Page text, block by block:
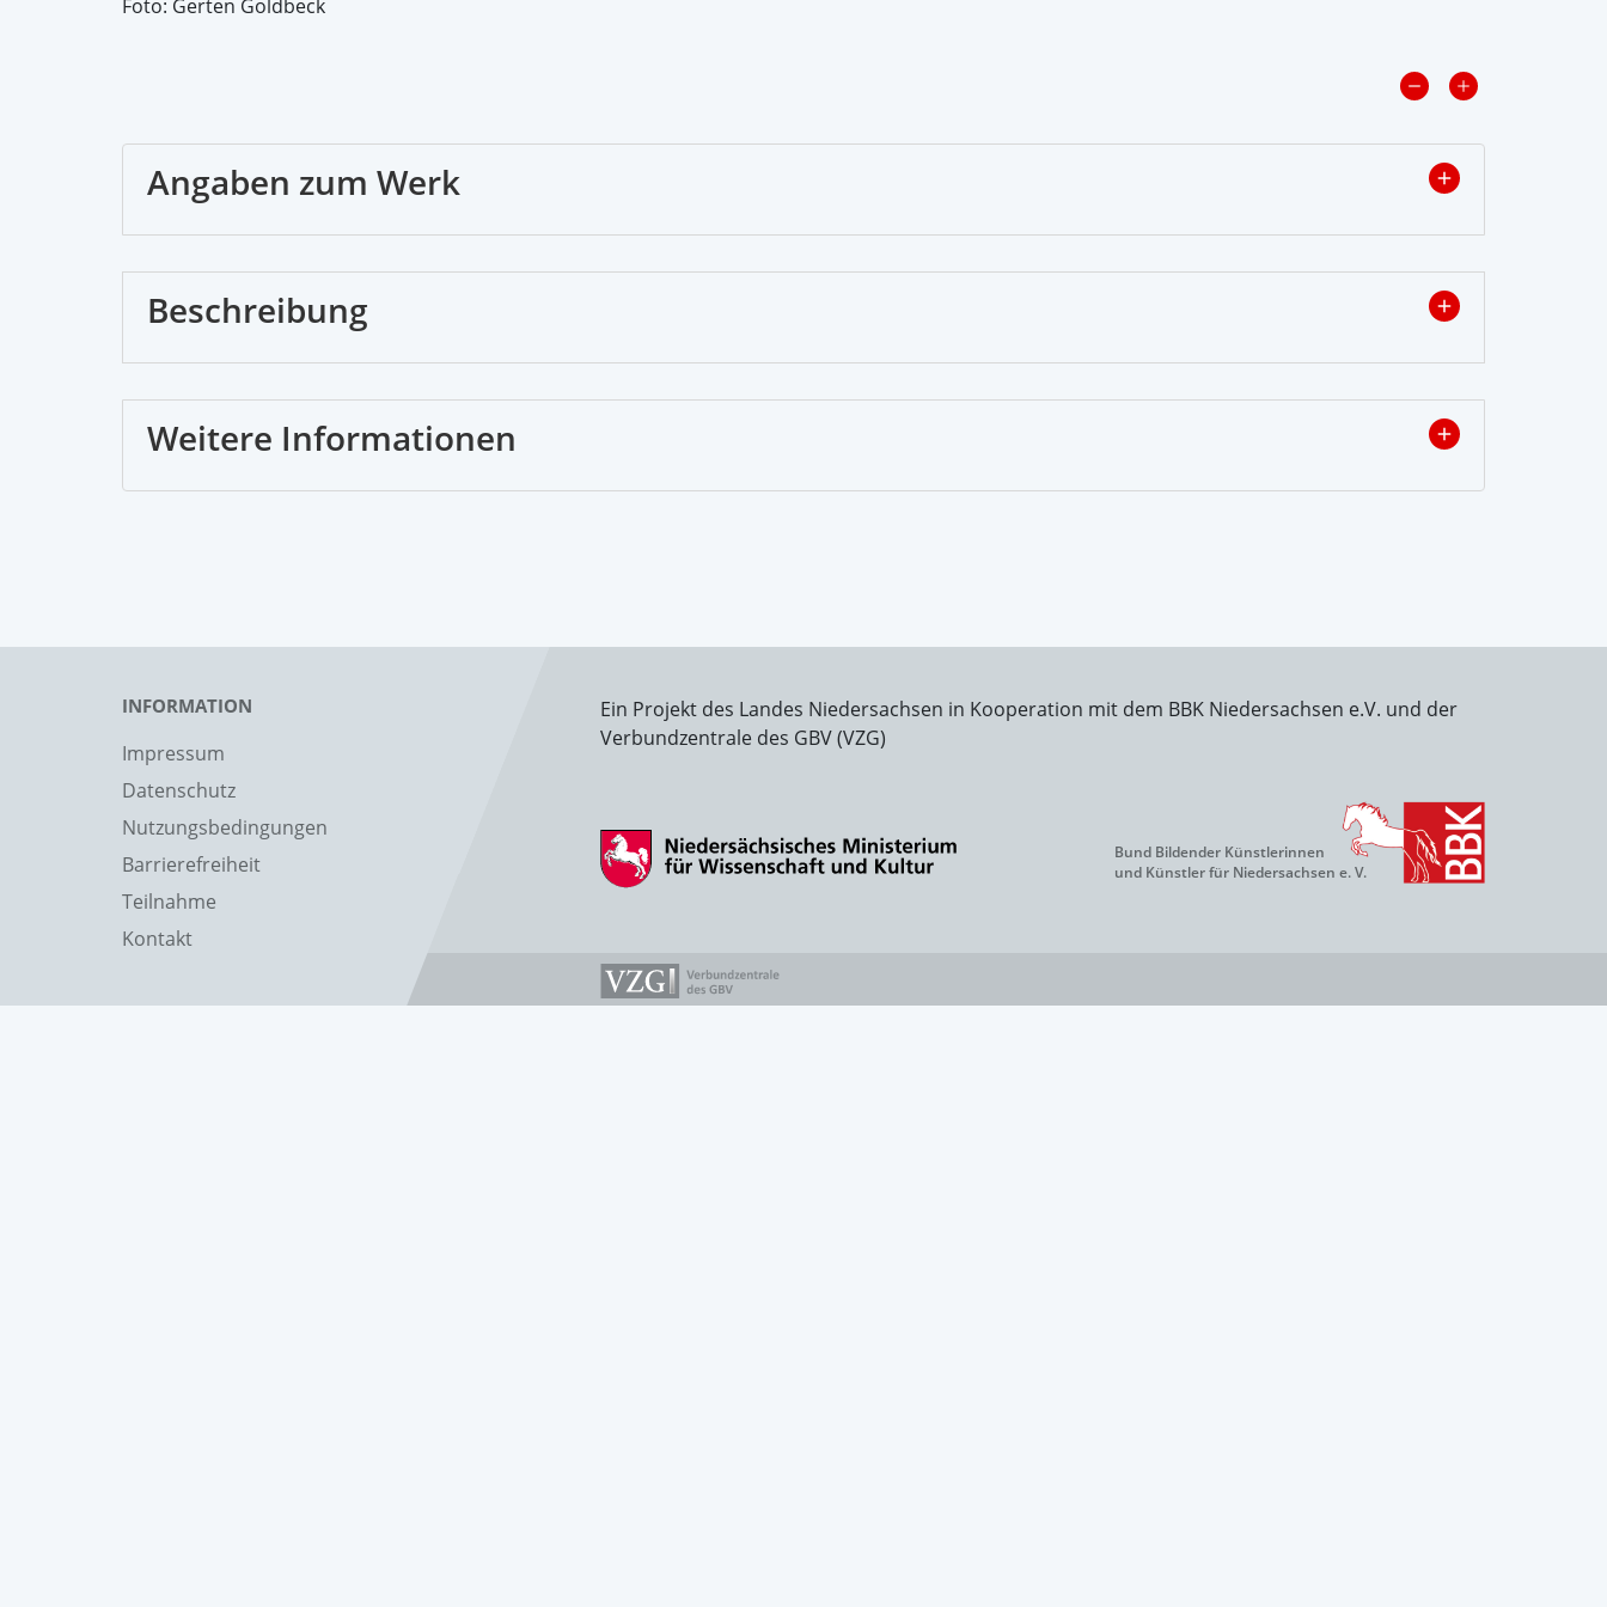
Foto: Gerten Goldbeck
Angaben zum Werk
Beschreibung
Weitere Informationen
INFORMATION
Impressum
Datenschutz
Nutzungsbedingungen
Barrierefreiheit
Teilnahme
Kontakt
Ein Projekt des Landes Niedersachsen in Kooperation mit dem BBK Niedersachsen e.V. und der
Verbundzentrale des GBV (VZG)
Bund Bildender Künstlerinnen
und Künstler für Niedersachsen e. V.